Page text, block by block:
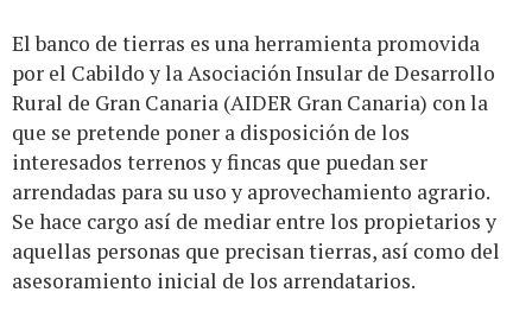
El banco de tierras es una herramienta promovida
por el Cabildo y la Asociación Insular de Desarrollo
Rural de Gran Canaria (AIDER Gran Canaria) con la
que se pretende poner a disposición de los
interesados terrenos y fincas que puedan ser
arrendadas para su uso y aprovechamiento agrario.
Se hace cargo así de mediar entre los propietarios y
aquellas personas que precisan tierras, así como del
asesoramiento inicial de los arrendatarios.